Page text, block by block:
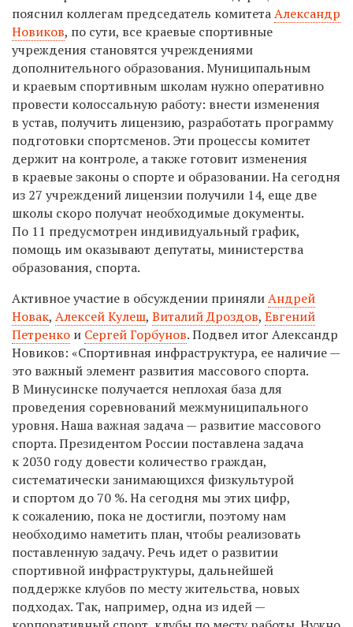
пояснил коллегам председатель комитетаАлександр
Новиков, по сути, все краевые спортивные
учреждения становятся учреждениями
дополнительного образования. Муниципальным
и краевым спортивным школам нужно оперативно
провести колоссальную работу: внести изменения
в устав, получить лицензию, разработать программу
подготовки спортсменов. Эти процессы комитет
держит на контроле, а также готовит изменения
в краевые законы о спорте и образовании. На сегодня
из 27 учреждений лицензии получили 14, еще две
школы скоро получат необходимые документы.
По 11 предусмотрен индивидуальный график,
помощь им оказывают депутаты, министерства
образования, спорта.
Активное участие в обсуждении принялиАндрей
Новак, Алексей Кулеш, Виталий Дроздов, Евгений
Петренко и Сергей Горбунов. Подвел итог Александр
Новиков: «Спортивная инфраструктура, ее наличие —
это важный элемент развития массового спорта.
В Минусинске получается неплохая база для
проведения соревнований межмуниципального
уровня. Наша важная задача — развитие массового
спорта. Президентом России поставлена задача
к 2030 году довести количество граждан,
систематически занимающихся физкультурой
и спортом до 70 %. На сегодня мы этих цифр,
к сожалению, пока не достигли, поэтому нам
необходимо наметить план, чтобы реализовать
поставленную задачу. Речь идет о развитии
спортивной инфраструктуры, дальнейшей
поддержке клубов по месту жительства, новых
подходах. Так, например, одна из идей —